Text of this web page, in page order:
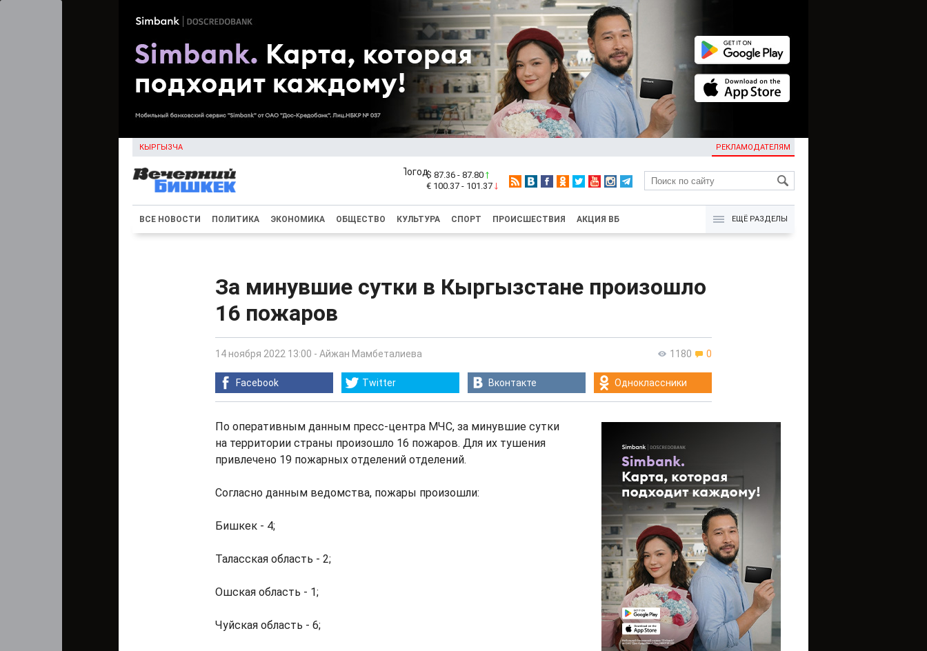
КЫРГЫЗЧА РЕКЛАМОДАТЕЛЯМ
KG
$ 87.36 - 87.80
€ 100.37 - 101.37
ВСЕ НОВОСТИ ПОЛИТИКА ЭКОНОМИКА ОБЩЕСТВО КУЛЬТУРА СПОРТ ПРОИСШЕСТВИЯ АКЦИЯ ВБ ЕЩЁ РАЗДЕЛЫ
За минувшие сутки в Кыргызстане произошло
16 пожаров
1180 0
14 ноября 2022 13:00 - Айжан Мамбеталиева
Facebook Twitter Вконтакте Одноклассники
По оперативным данным пресс-центра МЧС, за минувшие сутки
на территории страны произошло 16 пожаров. Для их тушения
привлечено 19 пожарных отделений отделений.
Согласно данным ведомства, пожары произошли:
Бишкек - 4;
Таласская область - 2;
Ошская область - 1;
Чуйская область - 6;